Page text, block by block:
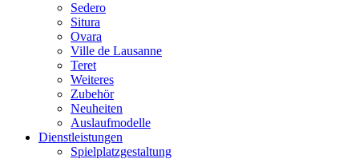
Sedero
Situra
Ovara
Ville de Lausanne
Teret
Weiteres
Zubehör
Neuheiten
Auslaufmodelle
Dienstleistungen
Spielplatzgestaltung